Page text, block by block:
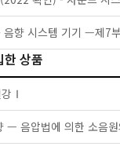
한 상품
Ⅰ